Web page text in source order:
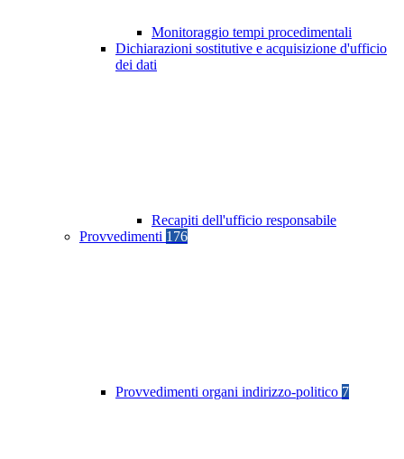
Monitoraggio tempi procedimentali
Dichiarazioni sostitutive e acquisizione d'ufficio
dei dati
Recapiti dell'ufficio responsabile
Provvedimenti 176
Provvedimenti organi indirizzo-politico 7